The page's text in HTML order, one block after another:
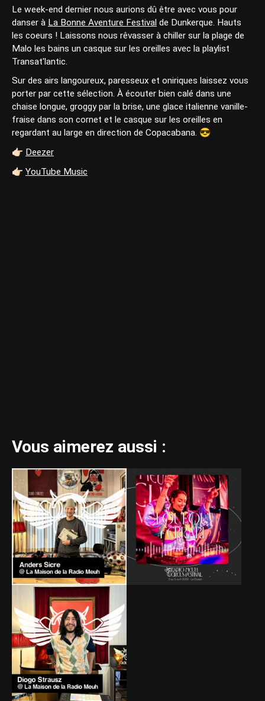
Le week-end dernier nous aurions dû être avec vous pour
danser à La Bonne Aventure Festival de Dunkerque. Hauts
les coeurs ! Laissons nous rêvasser à chiller sur la plage de
Malo les bains un casque sur les oreilles avec la playlist
Transat'lantic.
Sur des airs langoureux, paresseux et oniriques laissez vous
porter par cette sélection. À écouter bien calé dans une
chaise longue, groggy par la brise, une glace italienne vanille-
fraise dans son cornet et le casque sur les oreilles en
regardant au large en direction de Copacabana. 😎
👉🏻 Deezer
👉🏻 YouTube Music
Vous aimerez aussi :